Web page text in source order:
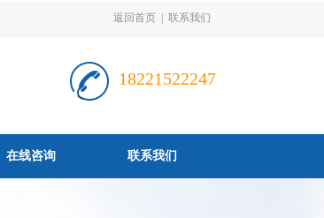
返回首页 联系我们
18221522247
在线咨询 联系我们